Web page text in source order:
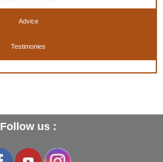
Advice
Testimonies
Follow us :